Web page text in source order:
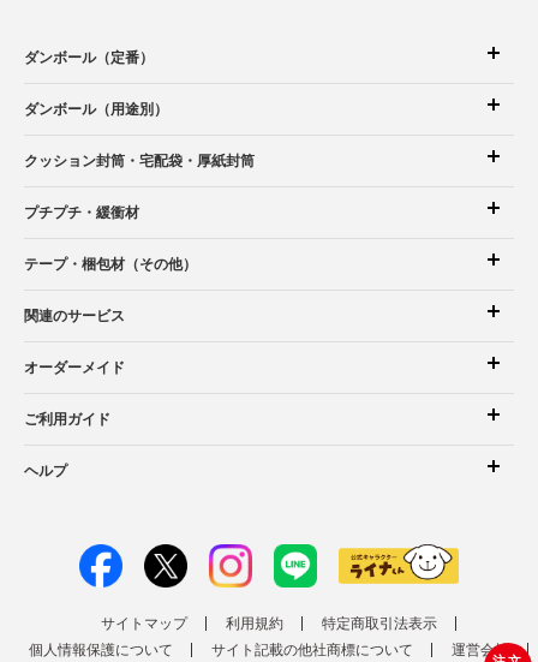
ダンボール（定番）
ダンボール（用途別）
クッション封筒 ・宅配袋 ・厚紙封筒
プチプチ・緩衝材
テープ・梱包材（その他）
関連のサービス
オーダーメイド
ご利用ガイド
ヘルプ
サイトマップ 利用規約
特定商取引法表示
個人情報保護について
サイト記載の他社商標について 運営会社